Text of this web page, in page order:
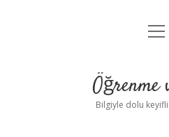
Yasal
Öğrenme
Bilgiyle dolu